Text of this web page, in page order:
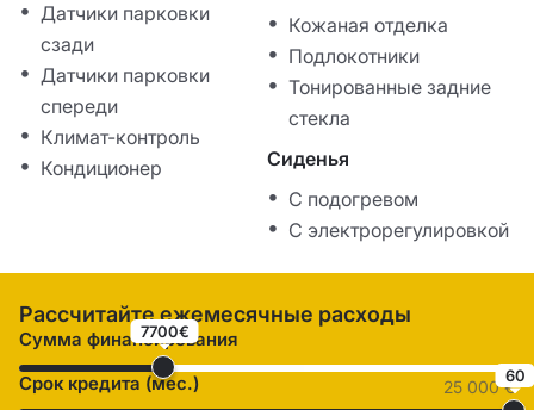
Датчики парковки
сзади
Датчики парковки
спереди
Климат-контроль
Кондиционер
Кожаная отделка
Подлокотники
Тонированные задние
стекла
Сиденья
С подогревом
С электрорегулировкой
Рассчитайте ежемесячные расходы
Сумма финансирования
7700€
25 000 €
Срок кредита (мес.) 60